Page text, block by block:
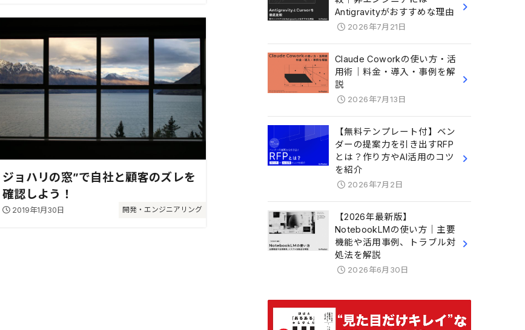
開発・エンジニアリング
ジョハリの窓”で自社と顧客のズレを
確認しよう！
2019年1月30日
Antigravityがおすすめな理由
2026年7月21日
Claude Coworkの使い方・活
用術｜料金・導入・事例を解
説
2026年7月13日
【無料テンプレート付】ベン
ダーの提案力を引き出すRFP
とは？作り方やAI活用のコツ
を紹介
2026年7月2日
【2026年最新版】
NotebookLMの使い方｜主要
機能や活用事例、トラブル対
処法を解説
2026年6月30日